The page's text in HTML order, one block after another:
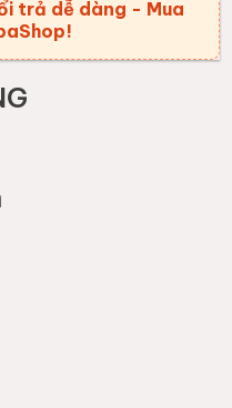
trả dễ dàng - Mua